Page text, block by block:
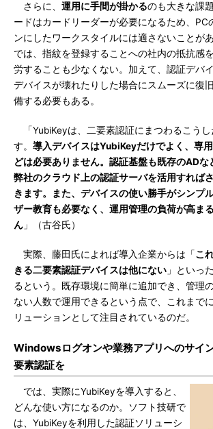
さらに、 運用に手間が掛かるのも大きな課
ードはカードリーダーが必要になるため、PC
ンにしたワークスタイルには適さないことが
では、指紋を登録することへの社内の抵抗感
労することも少なくない。加えて、認証デバ
デバイスが壊れたりした場合にスムーズに復
備する必要もある。
「YubiKeyは、二要素認証にまつわるこうし
す。 導入デバイスはYubiKeyだけでよく、専
どは必要ありません。認証基盤も既存のADな
弊社のクラウド上の認証サーバを活用すれば
きます。また、デバイスの使い勝手がシンプ
ザー教育も必要なく、運用管理の負荷が高ま
ん 」（古谷氏）
実際、藤田氏によれば導入企業からは「こ
きる二要素認証デバイスは他にない 」といっ
るという。既存環境に簡単に追加でき、管理
ない人数で運用できるという点で、これまで
リューションとして注目されているのだ。
Windowsログオンや業務アプリへのサイ
要素認証を
では、実際にYubiKeyを導入すると、
どんな使い方になるのか。ソフト技研で
は、YubiKeyを利用した認証ソリューシ